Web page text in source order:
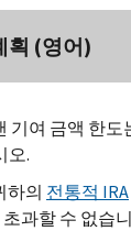
획 (영어)
기여 금액 한도
오.
하의 전통적 IRA
과할 수 없습